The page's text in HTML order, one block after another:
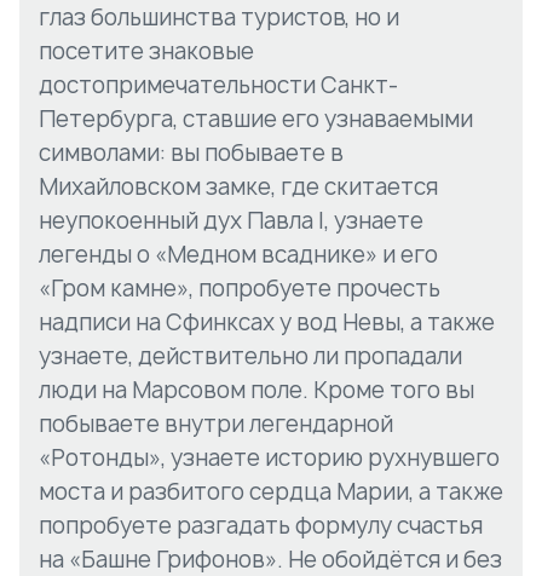
глаз большинства туристов, но и
посетите знаковые
достопримечательности Санкт-
Петербурга, ставшие его узнаваемыми
символами: вы побываете в
Михайловском замке, где скитается
неупокоенный дух Павла I, узнаете
легенды о «Медном всаднике» и его
«Гром камне», попробуете прочесть
надписи на Сфинксах у вод Невы, а также
узнаете, действительно ли пропадали
люди на Марсовом поле. Кроме того вы
побываете внутри легендарной
«Ротонды», узнаете историю рухнувшего
моста и разбитого сердца Марии, а также
попробуете разгадать формулу счастья
на «Башне Грифонов». Не обойдётся и без